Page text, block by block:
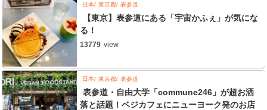
日本 東京都 表参道
【東京】表参道にある「宇宙かふぇ」が気にな
る！
13779 view
日本 東京都 表参道
表参道・自由大学「commune246」が超お洒
落と話題！ベジカフェにニューヨーク発のお店